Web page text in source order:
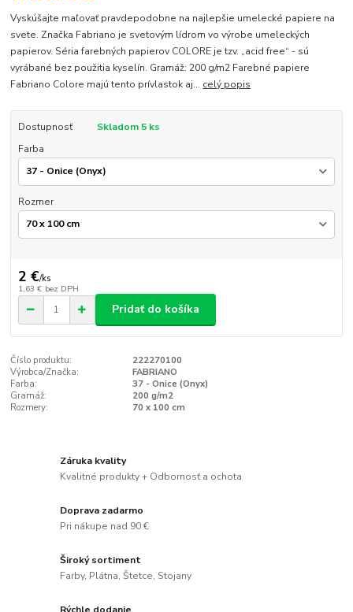
Vyskúšajte maľovať pravdepodobne na najlepšie umelecké papiere na
svete. Značka Fabriano je svetovým lídrom vo výrobe umeleckých
papierov. Séria farebných papierov COLORE je tzv. „acid free“ - sú
vyrábané bez použitia kyselín. Gramáž: 200 g/m2 Farebné papiere
Fabriano Colore majú tento prívlastok aj... celý popis
Dostupnosť
Skladom 5 ks
Farba
Rozmer
2 €/ks
1,63 € bez DPH
Pridať do košíka
Číslo produktu:
222270100
Výrobca/Značka:
FABRIANO
Farba:
37 - Onice (Onyx)
Gramáž:
200 g/m2
Rozmery:
70 x 100 cm
Záruka kvality
Kvalitné produkty + Odbornosť a ochota
Doprava zadarmo
Pri nákupe nad 90 €
Široký sortiment
Farby, Plátna, Štetce, Stojany